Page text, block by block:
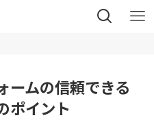
ームの信頼できる
ポイント